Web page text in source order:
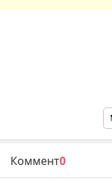
Коммент0